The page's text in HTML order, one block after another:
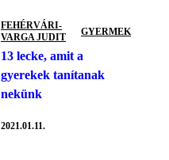
FEHÉRVÁRI-
VARGA JUDIT
GYERMEK
13 lecke, amit a
gyerekek tanítanak
nekünk
2021.01.11.